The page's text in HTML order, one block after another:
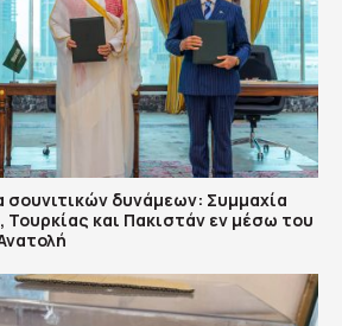
δυνάμεων: Συμμαχία
Τουρκίας και Πακιστάν εν μέσω του